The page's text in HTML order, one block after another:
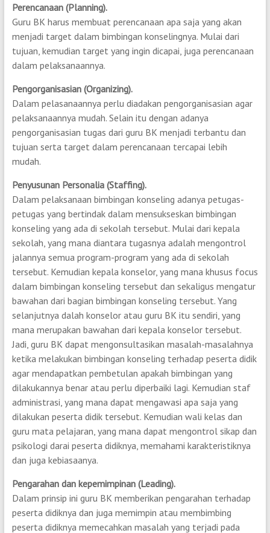
Perencanaan (Planning).
Guru BK harus membuat perencanaan apa saja yang akan
menjadi target dalam bimbingan konselingnya. Mulai dari
tujuan, kemudian target yang ingin dicapai, juga perencanaan
dalam pelaksanaannya.
Pengorganisasian (Organizing).
Dalam pelasanaannya perlu diadakan pengorganisasian agar
pelaksanaannya mudah. Selain itu dengan adanya
pengorganisasian tugas dari guru BK menjadi terbantu dan
tujuan serta target dalam perencanaan tercapai lebih
mudah.
Penyusunan Personalia (Staffing).
Dalam pelaksanaan bimbingan konseling adanya petugas-
petugas yang bertindak dalam mensukseskan bimbingan
konseling yang ada di sekolah tersebut. Mulai dari kepala
sekolah, yang mana diantara tugasnya adalah mengontrol
jalannya semua program-program yang ada di sekolah
tersebut. Kemudian kepala konselor, yang mana khusus focus
dalam bimbingan konseling tersebut dan sekaligus mengatur
bawahan dari bagian bimbingan konseling tersebut. Yang
selanjutnya dalah konselor atau guru BK itu sendiri, yang
mana merupakan bawahan dari kepala konselor tersebut.
Jadi, guru BK dapat mengonsultasikan masalah-masalahnya
ketika melakukan bimbingan konseling terhadap peserta didik
agar mendapatkan pembetulan apakah bimbingan yang
dilakukannya benar atau perlu diperbaiki lagi. Kemudian staf
administrasi, yang mana dapat mengawasi apa saja yang
dilakukan peserta didik tersebut. Kemudian wali kelas dan
guru mata pelajaran, yang mana dapat mengontrol sikap dan
psikologi darai peserta didiknya, memahami karakteristiknya
dan juga kebiasaanya.
Pengarahan dan kepemimpinan (Leading).
Dalam prinsip ini guru BK memberikan pengarahan terhadap
peserta didiknya dan juga memimpin atau membimbing
peserta didiknya memecahkan masalah yang terjadi pada